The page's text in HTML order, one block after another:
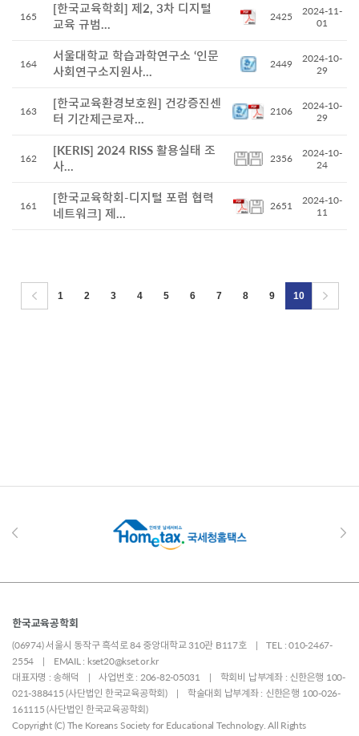
165
[한국교육학회] 제2, 3차 디지털
교육 규범...
2425
2024-11-
01
164
서울대학교 학습과학연구소 ‘인문
사회연구소지원사...
2449
2024-10-
29
163
[한국교육환경보호원] 건강증진센
터 기간제근로자...
2106
2024-10-
29
162
[KERIS] 2024 RISS 활용실태 조
사...
2356
2024-10-
24
161
[한국교육학회-디지털 포럼 협력
네트워크] 제...
2651
2024-10-
11
1 2 3 4 5 6 7 8 9 10
한국교육공학회
(06974) 서울시 동작구 흑석로 84 중앙대학교 310관 B117호 | TEL : 010-2467-
2554 | EMAIL : kset20@kset.or.kr
대표자명 : 송해덕 | 사업번호 : 206-82-05031 | 학회비 납부계좌 : 신한은행 100-
021-388415 (사단법인 한국교육공학회) | 학술대회 납부계좌 : 신한은행 100-026-
161115 (사단법인 한국교육공학회)
Copyright (C) The Koreans Society for Educational Technology. All Rights